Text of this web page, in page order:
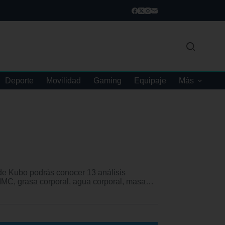
Deporte Movilidad Gaming Equipaje Más
Kubo podrás conocer 13 análisis
grasa corporal, agua corporal, masa…